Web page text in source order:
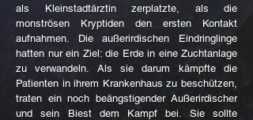
als Kleinstadtärztin zerplatzte, als die
monströsen Kryptiden den ersten Kontakt
aufnahmen. Die außerirdischen Eindringlinge
hatten nur ein Ziel: die Erde in eine Zuchtanlage
zu verwandeln. Als sie darum kämpfte die
Patienten in ihrem Krankenhaus zu beschützen,
traten ein noch beängstigender Außerirdischer
und sein Biest dem Kampf bei. Sie sollte